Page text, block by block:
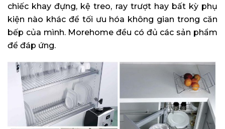
chiếc khay đựng, kệ treo, ray trượt hay bất kỳ phụ
kiện nào khác để tối ưu hóa không gian trong căn
bếp của mình. Morehome đều có đủ các sản phẩm
để đáp ứng.